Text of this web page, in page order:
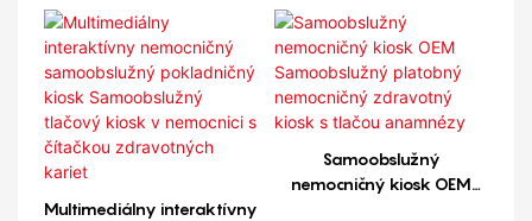
obrazovkou s uhlopriečkou
46 palcov, samoobslužný
lekársky kiosk s tlačou
správ A4, klávesnicou a
skenerom QR kódov
Multimediálny interaktívny
Samoobslužný
nemocničný kiosk OEM